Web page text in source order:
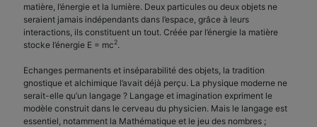
matière, l’énergie et la lumière. Deux particules ou deux objets ne
seraient jamais indépendants dans l’espace, grâce à leurs
interactions, ils constituent un tout. Créée par l’énergie la matière
stocke l’énergie E = mc2.
Echanges permanents et inséparabilité des objets, la tradition
gnostique et alchimique l’avait déjà perçu. La physique moderne ne
serait-elle qu’un langage ? Langage et imagination expriment le
modèle construit dans le cerveau du physicien. Mais le langage est
essentiel, notamment la Mathématique et le jeu des nombres ;